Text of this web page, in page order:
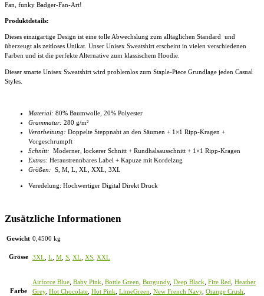
Fan, funky Badger-Fan-Art!
Produktdetails:
Dieses einzigartige Design ist eine tolle Abwechslung zum alltäglichen Standard und
überzeugt als zeitloses Unikat. Unser Unisex Sweatshirt erscheint in vielen verschiedenen
Farben und ist die perfekte Alternative zum klassischem Hoodie.
Dieser smarte Unisex Sweatshirt wird problemlos zum Staple-Piece Grundlage jeden Casual
Styles.
Material: 80% Baumwolle, 20% Polyester
Grammatur: 280 g/m²
Verarbeitung: Doppelte Steppnaht an den Säumen + 1×1 Ripp-Kragen +
Vorgeschrumpft
Schnitt: Moderner, lockerer Schnitt + Rundhalsausschnitt + 1×1 Ripp-Kragen
Extras: Heraustrennbares Label + Kapuze mit Kordelzug
Größen: S, M, L, XL, XXL, 3XL
Veredelung: Hochwertiger Digital Direkt Druck
Zusätzliche Informationen
Gewicht 0,4500 kg
Grösse 3XL L M S XL XS XXL
Farbe
Airforce Blue Baby Pink Bottle Green Burgundy, Deep Black Fire Red Heather
Grey, Hot Chocolate Hot Pink LimeGreen New French Navy, Orange Crush